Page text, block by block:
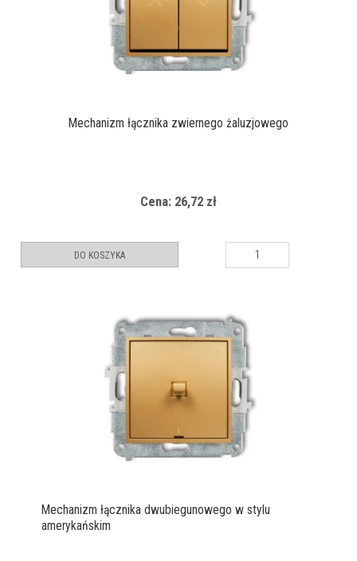
Mechanizm łącznika zwiernego żaluzjowego
Cena: 26,72 zł
DO KOSZYKA
Mechanizm łącznika dwubiegunowego w stylu
amerykańskim